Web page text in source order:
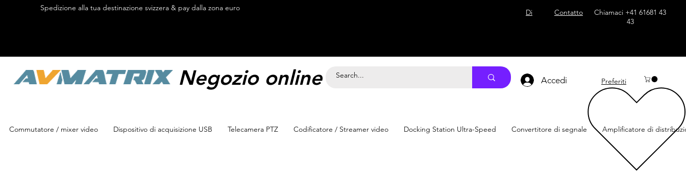
Spedizione alla tua destinazione svizzera & pay dalla zona euro Di Contatto
Chiamaci +41 61681 43
43
Negozio online Svizzera Accedi Preferiti
Commutatore / mixer video Dispositivo di acquisizione USB Telecamera PTZ Codificatore / Streamer video Docking Station Ultra-Speed Convertitore di segnale Amplificatore di